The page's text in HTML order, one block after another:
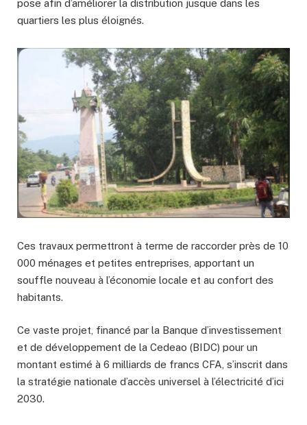
pose afin d’améliorer la distribution jusque dans les
quartiers les plus éloignés.
Ces travaux permettront à terme de raccorder près de 10
000 ménages et petites entreprises, apportant un
souffle nouveau à l’économie locale et au confort des
habitants.
Ce vaste projet, financé par la Banque d’investissement
et de développement de la Cedeao (BIDC) pour un
montant estimé à 6 milliards de francs CFA, s’inscrit dans
la stratégie nationale d’accès universel à l’électricité d’ici
2030.